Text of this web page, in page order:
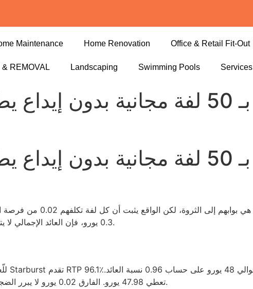
Maintenance Home Renovation Office & Retail Fit-Out
& REMOVAL Landscaping Swimming Pools Services
كازينو بـ 50 لفة مجانية
كازينو بـ 50 لفة مجانية
اللاعبين يظنون أن 50
0.3 يورو، فإن العائد الإجمالي لا يتجاوز 15 يورو، وهو ما يظل أقل من 1% من الإيداع الأول المتوقع.
بالمقارنة، لعبة Gonzo’s Quest ذات RTP 95.97٪ تعطي 47.98 يورو. الفارق 0.02 يورو لا يبرر الضجة التسويقية.